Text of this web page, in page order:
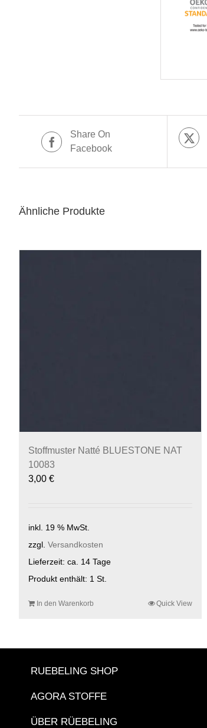
Share On
Facebook
Ähnliche Produkte
Stoffmuster Natté BLUESTONE NAT
10083
3,00 €
inkl. 19 % MwSt.
zzgl. Versandkosten
Lieferzeit: ca. 14 Tage
Produkt enthält: 1 St.
In den Warenkorb Quick View
RUEBELING SHOP
AGORA STOFFE
ÜBER RÜEBELING